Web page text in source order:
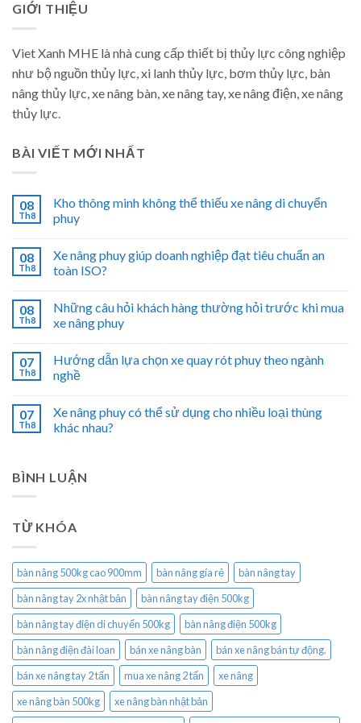
GIỚI THIỆU
Viet Xanh MHE là nhà cung cấp thiết bị thủy lực công nghiệp
như bộ nguồn thủy lực, xi lanh thủy lực, bơm thủy lực, bàn
nâng thủy lực, xe nâng bàn, xe nâng tay, xe nâng điện, xe nâng
thủy lực.
BÀI VIẾT MỚI NHẤT
08
Th8
Kho thông minh không thể thiếu xe nâng di chuyển
phuy
08
Th8
Xe nâng phuy giúp doanh nghiệp đạt tiêu chuẩn an
toàn ISO?
08
Th8
Những câu hỏi khách hàng thường hỏi trước khi mua
xe nâng phuy
07
Th8
Hướng dẫn lựa chọn xe quay rót phuy theo ngành
nghề
07
Th8
Xe nâng phuy có thể sử dụng cho nhiều loại thùng
khác nhau?
BÌNH LUẬN
TỪ KHÓA
bàn nâng 500kg cao 900mm bàn nâng gía rẻ
bàn nâng tay
bàn nâng tay 2x nhật bản
bàn nâng tay điện 500kg
bàn nâng tay điện di chuyển 500kg
bàn nâng điện 500kg
bàn nâng điện đài loan
bán xe nâng bàn
bán xe nâng bán tự động.
bán xe nâng tay 2 tấn
mua xe nâng 2 tấn
xe nâng
xe nâng bàn 500kg
xe nâng bàn nhật bản